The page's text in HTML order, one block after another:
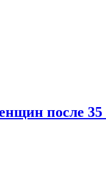
после 35